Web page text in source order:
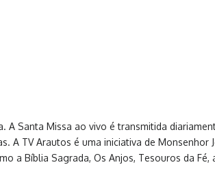
A Santa Missa ao vivo é transmitida
A TV Arautos é uma iniciativa de
a Bíblia Sagrada, Os Anjos, Tesouros da